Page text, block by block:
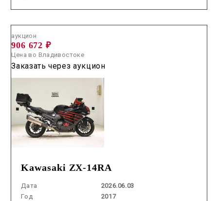
Kawasaki ZX-14RA
Дата
2026.06.03
Год
2017
аукцион
906 672 ₽
Цена во Владивостоке
Заказать через аукцион